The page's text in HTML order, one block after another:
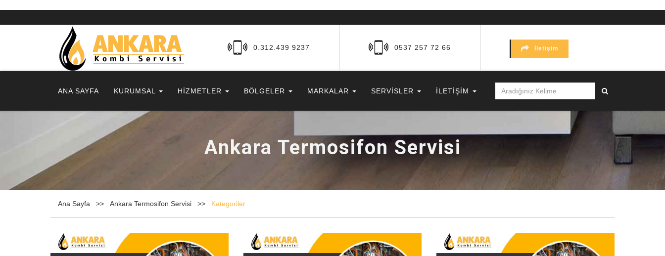
0.312.439 9237 0537 257 72 66 İletişim
ANA SAYFA KURUMSAL HİZMETLER BÖLGELER MARKALAR SERVİSLER İLETİŞİM
Ankara Termosifon Servisi
Ana Sayfa Ankara Termosifon Servisi Kategoriler